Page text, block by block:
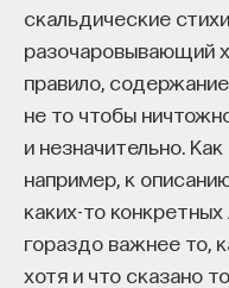
скальдические
разочаровывающий
правило,
не то чтобы
и незначительно.
например, к
каких-то
гораздо важнее то,
хотя и что сказано